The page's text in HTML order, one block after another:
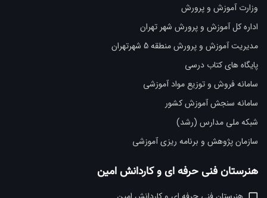
وزارت آموزش و پرورش
اداره کل آموزش و پرورش شهر تهران
مدیریت آموزش و پرورش منطقه 5 شهرتهران
پایگاه های کتاب درسی
سامانه فروش و توزیع مواد آموزشی
سامانه سنجش آموزش کشور
شبکه ملی مدارس (رشد)
سازمان پژوهش و برنامه ریزی آموزشی
هنرستان فنی حرفه ای و کاردانش امین